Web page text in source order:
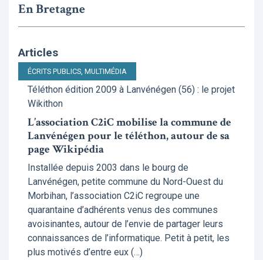
En Bretagne
Articles
ÉCRITS PUBLICS, MULTIMÉDIA
Téléthon édition 2009 à Lanvénégen (56) : le projet
Wikithon
L’association C2iC mobilise la commune de
Lanvénégen pour le téléthon, autour de sa
page Wikipédia
Installée depuis 2003 dans le bourg de
Lanvénégen, petite commune du Nord-Ouest du
Morbihan, l’association C2iC regroupe une
quarantaine d’adhérents venus des communes
avoisinantes, autour de l’envie de partager leurs
connaissances de l’informatique. Petit à petit, les
plus motivés d’entre eux (…)